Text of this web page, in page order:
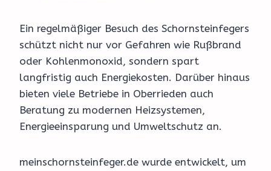
Ein regelmäßiger Besuch des Schornsteinfegers
schützt nicht nur vor Gefahren wie Rußbrand
oder Kohlenmonoxid, sondern spart
langfristig auch Energiekosten. Darüber hinaus
bieten viele Betriebe in Oberrieden auch
Beratung zu modernen Heizsystemen,
Energieeinsparung und Umweltschutz an.
meinschornsteinfeger.de wurde entwickelt, um